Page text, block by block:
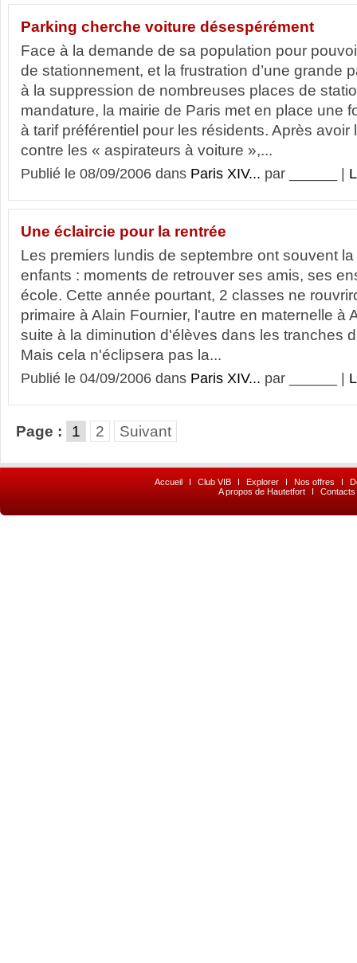
Parking cherche voiture désespérément
Face à la demande de sa population pour
de stationnement, et la frustration d’une grande
à la suppression de nombreuses places de
mandature, la mairie de Paris met en place une
à tarif préférentiel pour les résidents. Après avoir
contre les « aspirateurs à voiture »,...
Publié le 08/09/2006 dans Paris XIV... par ______ |
Une éclaircie pour la rentrée
Les premiers lundis de septembre ont souvent
enfants : moments de retrouver ses amis, ses
école. Cette année pourtant, 2 classes ne
primaire à Alain Fournier, l'autre en maternelle à
suite à la diminution d'élèves dans les tranches
Mais cela n'éclipsera pas la...
Publié le 04/09/2006 dans Paris XIV... par ______ |
Page : 1 2 Suivant
Accueil I Club VIB I Explorer I Nos offres I
A propos de Hautetfort
I Contacts